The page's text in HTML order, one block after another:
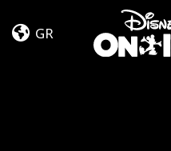
In!GR